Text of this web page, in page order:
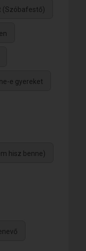
(Szóbafestő)
e gyereket
hisz benne)